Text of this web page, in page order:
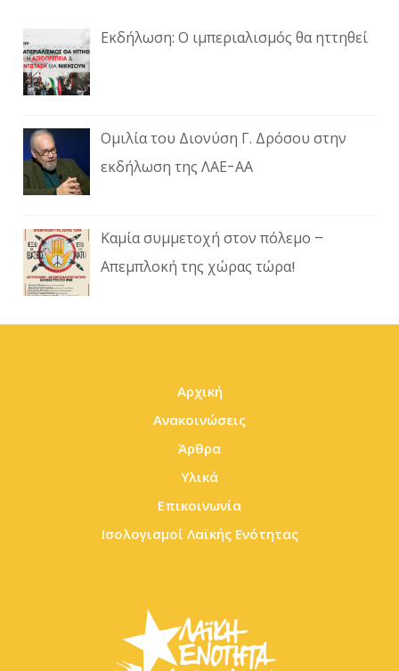
Εκδήλωση: Ο ιμπεριαλισμός θα ηττηθεί
Ομιλία του Διονύση Γ. Δρόσου στην
εκδήλωση της ΛΑΕ-ΑΑ
Καμία συμμετοχή στον πόλεμο –
Απεμπλοκή της χώρας τώρα!
Αρχική
Ανακοινώσεις
Άρθρα
Υλικά
Επικοινωνία
Ισολογισμοί Λαϊκής Ενότητας